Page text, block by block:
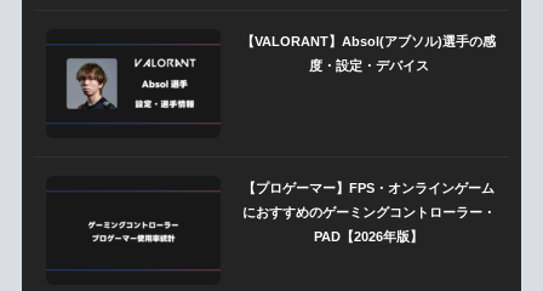
【VALORANT】Absol(アブソル)選手の感
度・設定・デバイス
【プロゲーマー】FPS・オンラインゲーム
におすすめのゲーミングコントローラー・
PAD【2026年版】